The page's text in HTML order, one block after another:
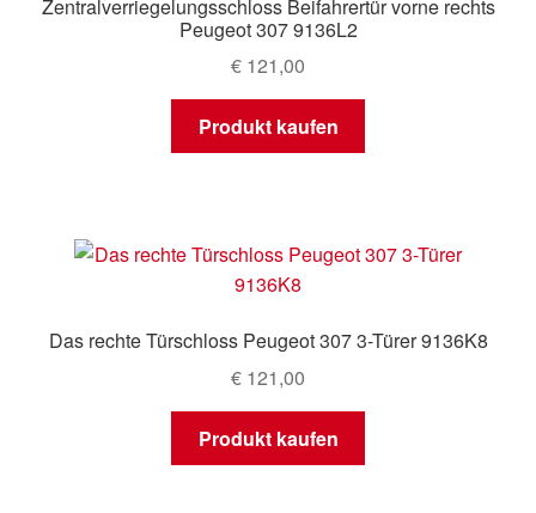
Zentralverriegelungsschloss Beifahrertür vorne rechts
Peugeot 307 9136L2
€ 121,00
Produkt kaufen
Das rechte Türschloss Peugeot 307 3-Türer 9136K8
€ 121,00
Produkt kaufen